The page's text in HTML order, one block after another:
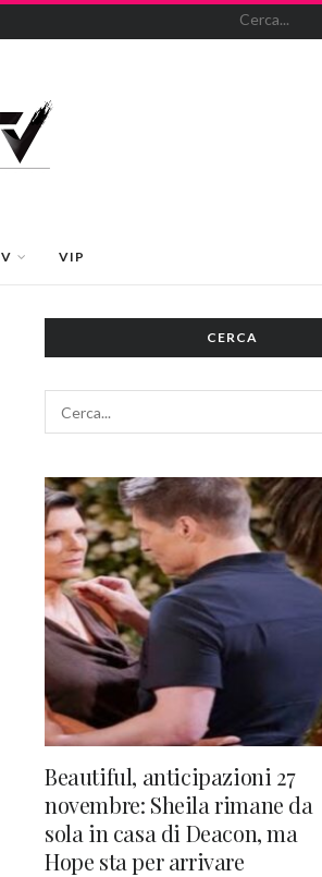
VIP
CERCA
Beautiful, anticipazioni 27
novembre: Sheila rimane da
sola in casa di Deacon, ma
Hope sta per arrivare